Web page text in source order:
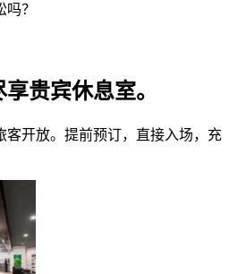
？
贵宾休息室。
客开放。提前预订，直接入场，充